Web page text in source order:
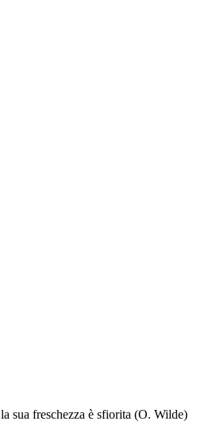
sua freschezza è sfiorita (O. Wilde)